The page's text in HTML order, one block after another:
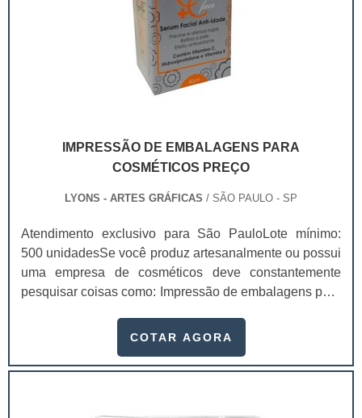
IMPRESSÃO DE EMBALAGENS PARA
COSMÉTICOS PREÇO
LYONS - ARTES GRÁFICAS / SÃO PAULO - SP
Atendimento exclusivo para São PauloLote mínimo:
500 unidadesSe você produz artesanalmente ou possui
uma empresa de cosméticos deve constantemente
pesquisar coisas como: Impressão de embalagens para
um investimento necessário para quem está no
extremamente competitivo, assim, as embalagens
COTAR AGORA